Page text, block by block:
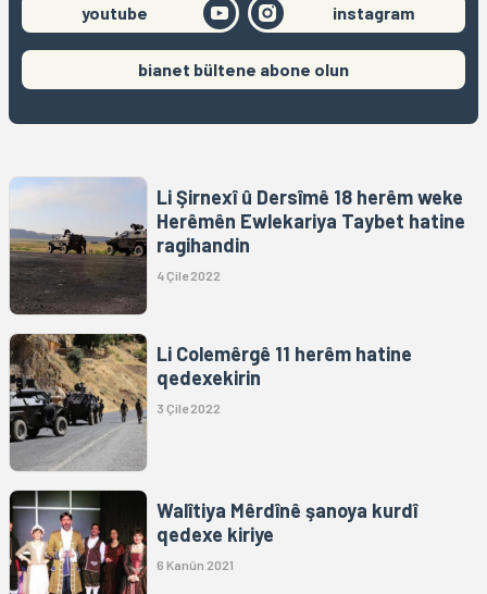
youtube instagram
bianet bültene abone olun
Li Şirnexî û Dersîmê 18 herêm weke
Herêmên Ewlekariya Taybet hatine
ragihandin
4 Çile 2022
Li Colemêrgê 11 herêm hatine
qedexekirin
3 Çile 2022
Walîtiya Mêrdînê şanoya kurdî
qedexe kiriye
6 Kanûn 2021